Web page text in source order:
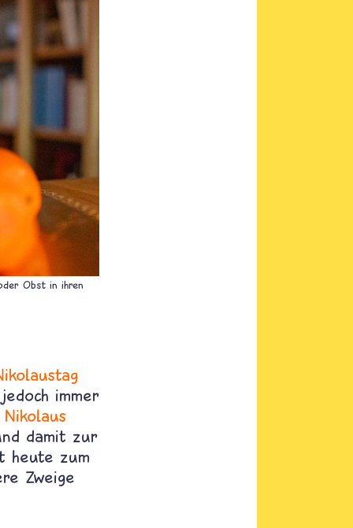
Obst in ihren
immer
Nikolaus
damit zur
heute zum
Zweige